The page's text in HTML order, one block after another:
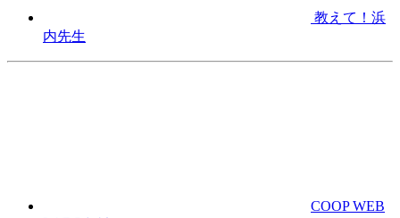
教えて！浜
内先生
COOP WEB